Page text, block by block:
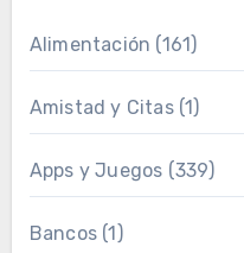
Alimentación (161)
Amistad y Citas(1)
Apps y Juegos (339)
Bancos(1)